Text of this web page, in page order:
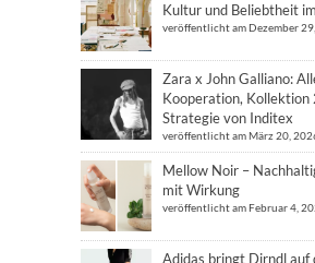
Kultur und Beliebtheit
veröffentlicht am Dezember
Zara x John Galliano:
Kooperation, Kollektion
Strategie von Inditex
veröffentlicht am März 20,
Mellow Noir –
mit Wirkung
veröffentlicht am Februar 4,
Adidas bringt Dirndl auf